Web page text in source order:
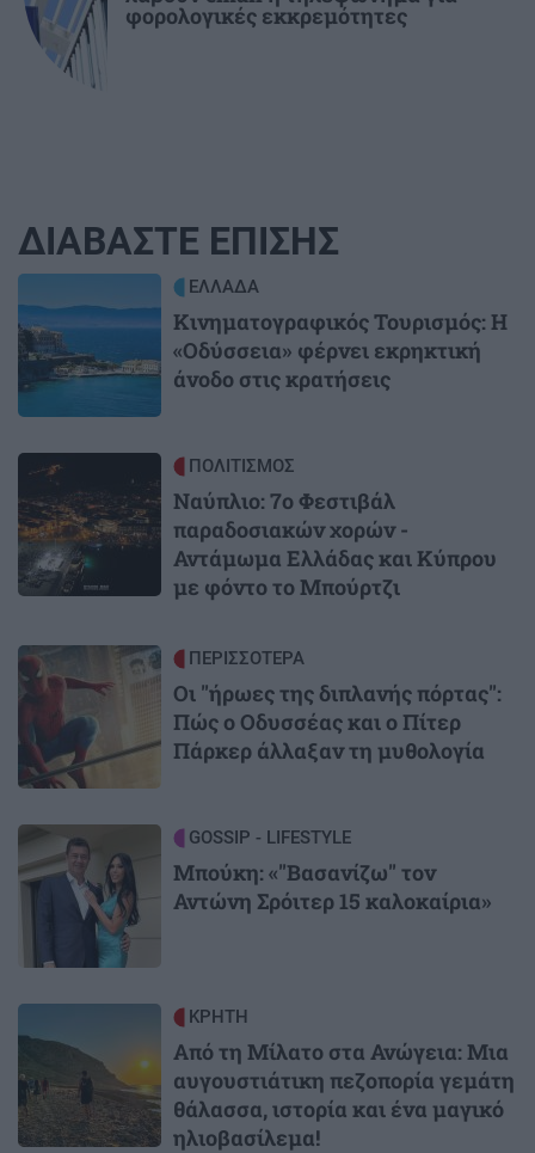
φορολογικές εκκρεμότητες
ΔΙΑΒΑΣΤΕ ΕΠΙΣΗΣ
ΕΛΛΑΔΑ
Κινηματογραφικός Τουρισμός: Η
«Οδύσσεια» φέρνει εκρηκτική
άνοδο στις κρατήσεις
Image ΠΟΛΙΤΙΣΜΟΣ
Ναύπλιο: 7ο Φεστιβάλ
παραδοσιακών χορών -
Αντάμωμα Ελλάδας και Κύπρου
με φόντο το Μπούρτζι
Image ΠΕΡΙΣΣΟΤΕΡΑ
Οι "ήρωες της διπλανής πόρτας":
Πώς ο Οδυσσέας και ο Πίτερ
Πάρκερ άλλαξαν τη μυθολογία
Image GOSSIP - LIFESTYLE
Μπούκη: «"Βασανίζω" τον
Αντώνη Σρόιτερ 15 καλοκαίρια»
ΚΡΗΤΗ
Από τη Μίλατο στα Ανώγεια: Μια
αυγουστιάτικη πεζοπορία γεμάτη
θάλασσα, ιστορία και ένα μαγικό
ηλιοβασίλεμα!